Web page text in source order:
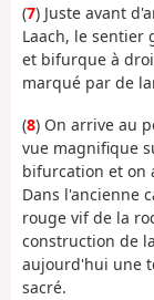
(7) Juste avant
Laach, le
et bifurque à
marqué par de
(8) On arrive au
vue magnifique
bifurcation et on
Dans l'ancienne
rouge vif de la
construction de
aujourd'hui une
sacré.